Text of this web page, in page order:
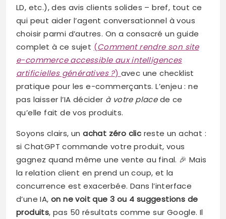
LD, etc.), des avis clients solides – bref, tout ce
qui peut aider l’agent conversationnel à vous
choisir parmi d’autres. On a consacré un guide
complet à ce sujet (Comment rendre son site
e-commerce accessible aux intelligences
artificielles génératives ?) avec une checklist
pratique pour les e-commerçants. L’enjeu : ne
pas laisser l’IA décider à votre placede ce
qu’elle fait de vos produits.
Soyons clairs, unachat zéro clic reste un achat :
si ChatGPT commande votre produit, vous
gagnez quand même une vente au final. 🎉 Mais
la relation client en prend un coup, et la
concurrence est exacerbée. Dans l’interface
d’une IA,on ne voit que 3 ou 4 suggestions de
produits, pas 50 résultats comme sur Google. Il